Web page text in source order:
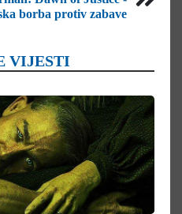
borba protiv zabave
VIJESTI